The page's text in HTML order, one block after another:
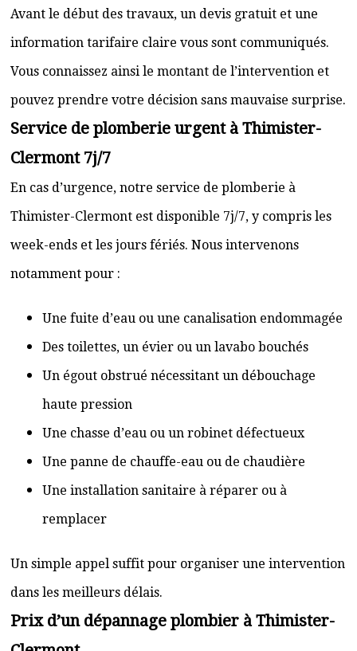
Avant le début des travaux, un devis gratuit et une
information tarifaire claire vous sont communiqués.
Vous connaissez ainsi le montant de l’intervention et
pouvez prendre votre décision sans mauvaise surprise.
Service de plomberie urgent à Thimister-
Clermont 7j/7
En cas d’urgence, notre service de plomberie à
Thimister-Clermont est disponible 7j/7, y compris les
week-ends et les jours fériés. Nous intervenons
notamment pour :
Une fuite d’eau ou une canalisation endommagée
Des toilettes, un évier ou un lavabo bouchés
Un égout obstrué nécessitant un débouchage
haute pression
Une chasse d’eau ou un robinet défectueux
Une panne de chauffe-eau ou de chaudière
Une installation sanitaire à réparer ou à
remplacer
Un simple appel suffit pour organiser une intervention
dans les meilleurs délais.
Prix d’un dépannage plombier à Thimister-